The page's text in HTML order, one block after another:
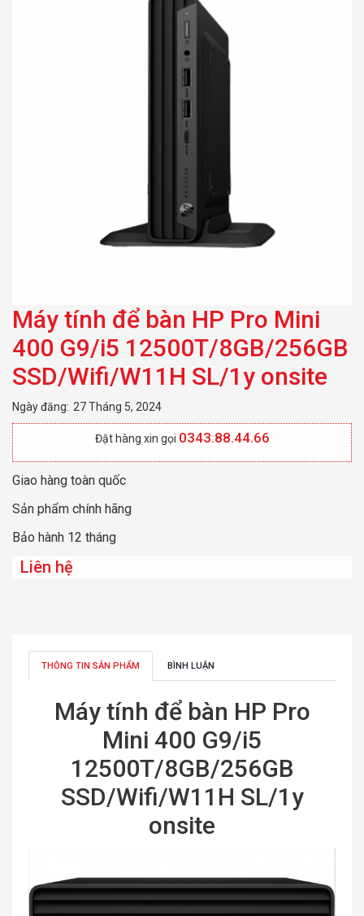
SSD/Wifi/W11H SL/1y
onsite
Máy tính để bàn HP Pro Mini
400 G9/i5 12500T/8GB/256GB
SSD/Wifi/W11H SL/1y onsite
Ngày đăng: 27 Tháng 5, 2024
Đặt hàng xin gọi 0343.88.44.66
Giao hàng toàn quốc
Sản phẩm chính hãng
Bảo hành 12 tháng
Liên hệ
THÔNG TIN SẢN PHẨM BÌNH LUẬN
Máy tính để bàn HP Pro
Mini 400 G9/i5
12500T/8GB/256GB
SSD/Wifi/W11H SL/1y
onsite